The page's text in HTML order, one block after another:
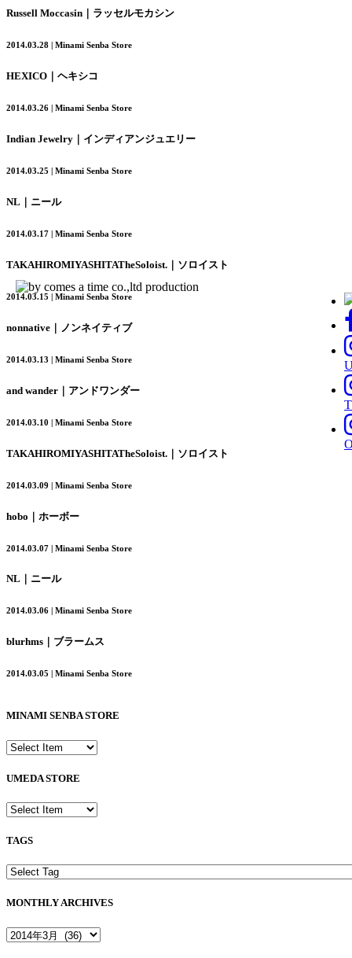
T
Russell Moccasin｜ラッセルモカシン
2014.03.28 | Minami Senba Store
HEXICO｜ヘキシコ
2014.03.26 | Minami Senba Store
Indian Jewelry｜インディアンジュエリー
2014.03.25 | Minami Senba Store
NL｜ニール
2014.03.17 | Minami Senba Store
TAKAHIROMIYASHITATheSoloist.｜ソロイスト
2014.03.15 | Minami Senba Store
nonnative｜ノンネイティブ
2014.03.13 | Minami Senba Store
and wander｜アンドワンダー
2014.03.10 | Minami Senba Store
TAKAHIROMIYASHITATheSoloist.｜ソロイスト
2014.03.09 | Minami Senba Store
hobo｜ホーボー
2014.03.07 | Minami Senba Store
NL｜ニール
2014.03.06 | Minami Senba Store
blurhms｜ブラームス
2014.03.05 | Minami Senba Store
MINAMI SENBA STORE
UMEDA STORE
TAGS
MONTHLY ARCHIVES